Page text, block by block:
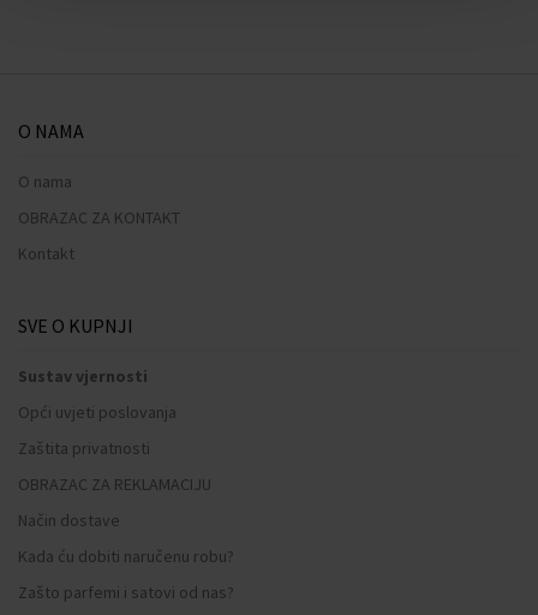
O NAMA
O nama
OBRAZAC ZA KONTAKT
Kontakt
SVE O KUPNJI
Sustav vjernosti
Opći uvjeti poslovanja
Zaštita privatnosti
OBRAZAC ZA REKLAMACIJU
Način dostave
Kada ću dobiti naručenu robu?
Zašto parfemi i satovi od nas?